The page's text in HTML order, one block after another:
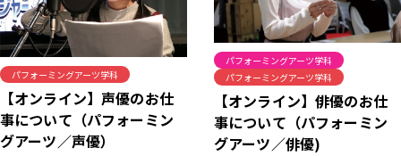
パフォーミングアーツ学科
【オンライン】声優のお仕
事について（パフォーミン
グアーツ／声優）
パフォーミングアーツ学科
パフォーミングアーツ学科
【オンライン】俳優のお仕
事について（パフォーミン
グアーツ／俳優)